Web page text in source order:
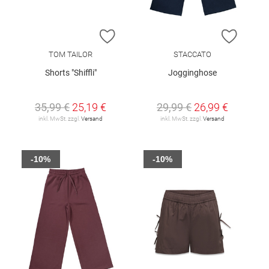
ZUR WUNSCHLISTE HINZUFÜGEN
TOM TAILOR
Shorts "Shiffli"
35,99 € 25,19 €
inkl. MwSt. zzgl. Versand
ZUR
STACCATO
Jogginghose
29,99 € 26,99 €
inkl. MwSt. zzgl. Versand
-10% -10%